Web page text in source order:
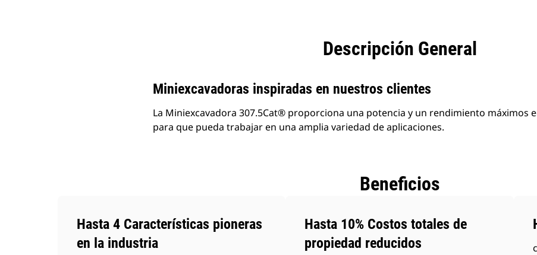
Descripción General
Miniexcavadoras inspiradas en nuestros clientes
La Miniexcavadora 307.5Cat® proporciona una potencia y un rendimiento máximos
para que pueda trabajar en una amplia variedad de aplicaciones.
Beneficios
Hasta 4 Características pioneras
en la industria
Hasta 10% Costos totales de
propiedad reducidos